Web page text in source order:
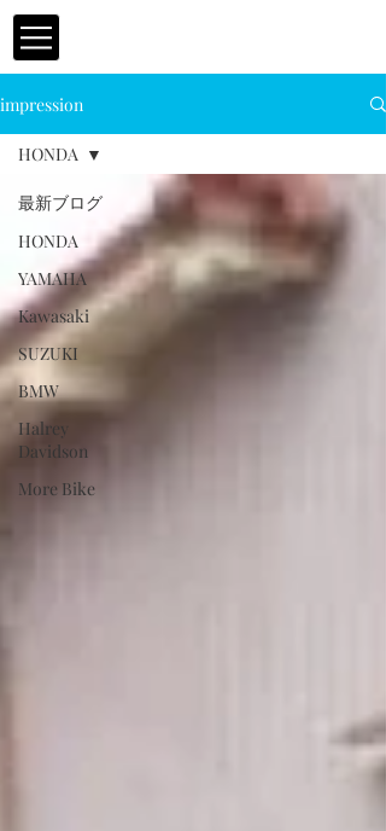
impression
最新ブログ
HONDA
YAMAHA
Kawasaki
SUZUKI
BMW
Halrey
Davidson
More Bike
HONDA